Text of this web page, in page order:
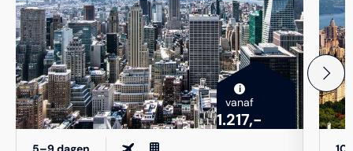
i
vanaf
1.217,-